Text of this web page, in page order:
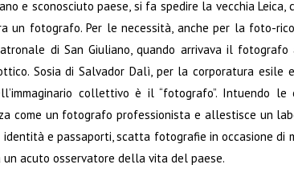
e sconosciuto paese, si fa spedire la vecchia
un fotografo. Per le necessità, anche per la foto-
di San Giuliano, quando arrivava il
Sosia di Salvador Dalì, per la corporatura
collettivo è il “fotografo”. Intuendo
come un fotografo professionista e allestisce un
e passaporti, scatta fotografie in occasione di
un acuto osservatore della vita del paese.